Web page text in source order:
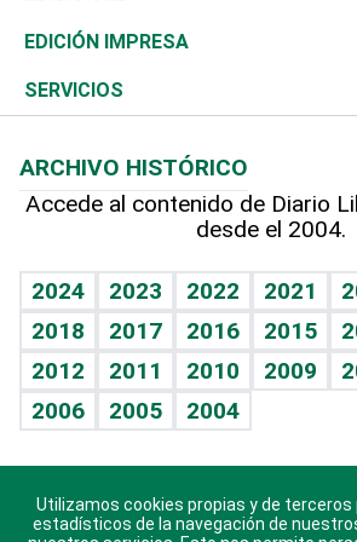
Caribe
Resto del mundo
Global y variable
Economía personal
Novedades
Podcast Arte Libre
Hablando con el pediatra
Vida y familia
Eñe
Celebrando la vida
Sin complejos
En pocas palabras
Escuchando al corazón
Olimpismo
Más deportes
Línea de hit
BRV
TBT Deportivo
Frente al Statu Quo
El Espía
Columnistas
Más firmas
Despertando al gigante
Cambio climático
Deportes
Opinión
Hecho en casa
Guía del dinero
EDICIÓN IMPRESA
SERVICIOS
Cumpleaños
Horóscopos
Juegos
ARCHIVO HISTÓRICO
Accede al contenido de Diario
desde el 2004.
2024 2023 2022 2021
2018
2017 2016 2015
2012
2011 2010 2009
2006
2005 2004
Descarga nuestras aplicaciones
sistema Huawei.
Utilizamos cookies propias y de
estadísticos de la navegación de